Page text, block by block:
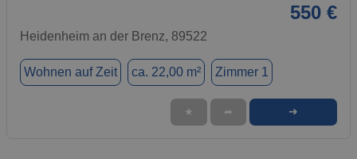
550 €
Heidenheim an der Brenz, 89522
Wohnen auf Zeit ca. 22,00 m² Zimmer 1
★ ➦ ➜